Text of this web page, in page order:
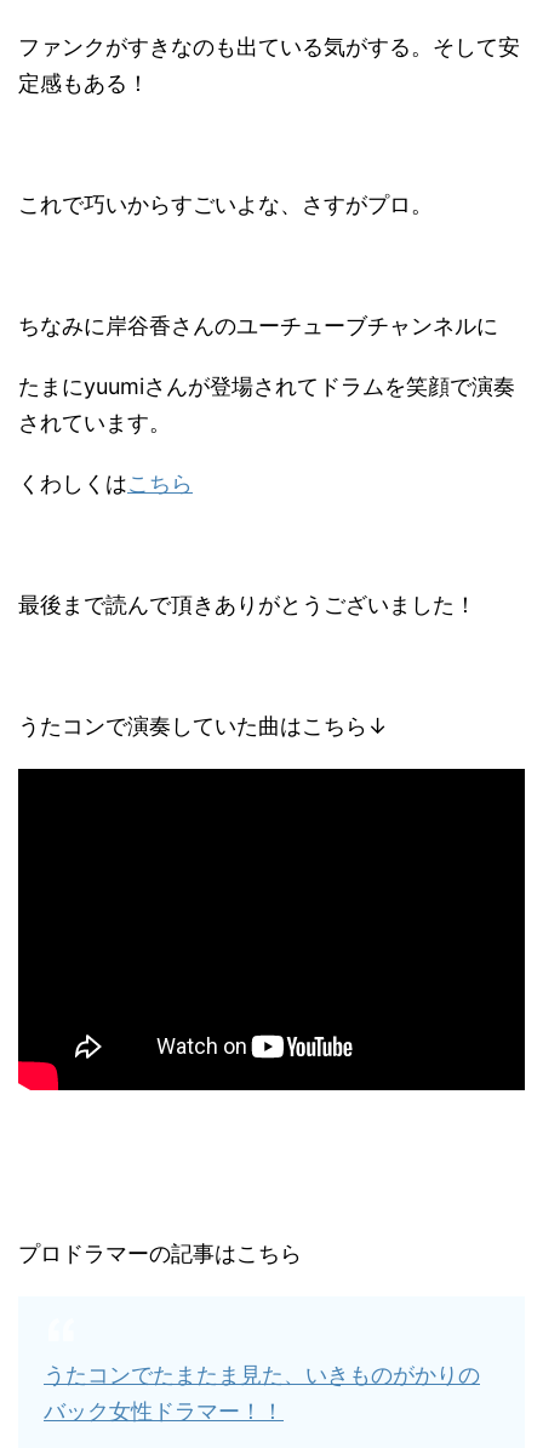
ファンクがすきなのも出ている気がする。そして安
定感もある！
これで巧いからすごいよな、さすがプロ。
ちなみに岸谷香さんのユーチューブチャンネルに
たまにyuumiさんが登場されてドラムを笑顔で演奏
されています。
くわしくはこちら
最後まで読んで頂きありがとうございました！
うたコンで演奏していた曲はこちら↓
プロドラマーの記事はこちら
うたコンでたまたま見た、いきものがかりの
バック女性ドラマー！！